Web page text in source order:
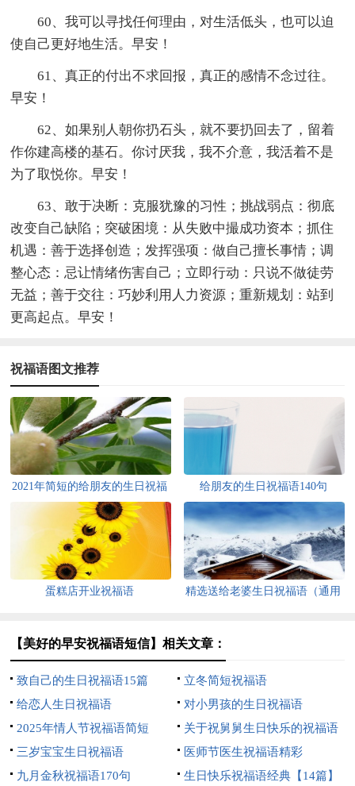
60、我可以寻找任何理由，对生活低头，也可以迫
使自己更好地生活。早安！
61、真正的付出不求回报，真正的感情不念过往。
早安！
62、如果别人朝你扔石头，就不要扔回去了，留着
作你建高楼的基石。你讨厌我，我不介意，我活着不是
为了取悦你。早安！
63、敢于决断：克服犹豫的习性；挑战弱点：彻底
改变自己缺陷；突破困境：从失败中撮成功资本；抓住
机遇：善于选择创造；发挥强项：做自己擅长事情；调
整心态：忌让情绪伤害自己；立即行动：只说不做徒劳
无益；善于交往：巧妙利用人力资源；重新规划：站到
更高起点。早安！
祝福语图文推荐
2021年简短的给朋友的生日祝福
语39条
给朋友的生日祝福语140句
蛋糕店开业祝福语
精选送给老婆生日祝福语（通用
【美好的早安祝福语短信】相关文章：
致自己的生日祝福语15篇
立冬简短祝福语
给恋人生日祝福语
对小男孩的生日祝福语
2025年情人节祝福语简短
关于祝舅舅生日快乐的祝福语
三岁宝宝生日祝福语
医师节医生祝福语精彩
九月金秋祝福语170句
生日快乐祝福语经典【14篇】